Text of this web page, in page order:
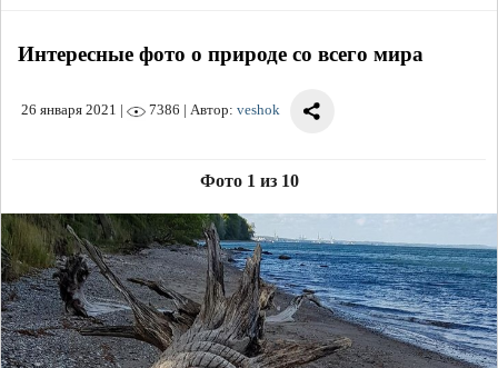
Интересные фото о природе со всего мира
26 января 2021 | 7386 | Автор: veshok
Фото 1 из 10